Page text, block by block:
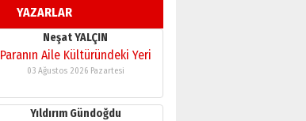
YAZARLAR
11 Mayıs 2026 Pazartesi
Neşat YALÇIN
Paranın Aile Kültüründeki Yeri
03 Ağustos 2026 Pazartesi
Yıldırım Gündoğdu